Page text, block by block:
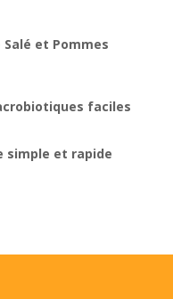
et Pommes
faciles
simple et rapide